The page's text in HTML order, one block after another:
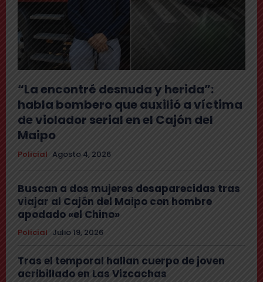
“La encontré desnuda y herida”:
habla bombero que auxilió a víctima
de violador serial en el Cajón del
Maipo
Policial Agosto 4, 2026
Buscan a dos mujeres desaparecidas tras
viajar al Cajón del Maipo con hombre
apodado «el Chino»
Policial Julio 19, 2026
Tras el temporal hallan cuerpo de joven
acribillado en Las Vizcachas